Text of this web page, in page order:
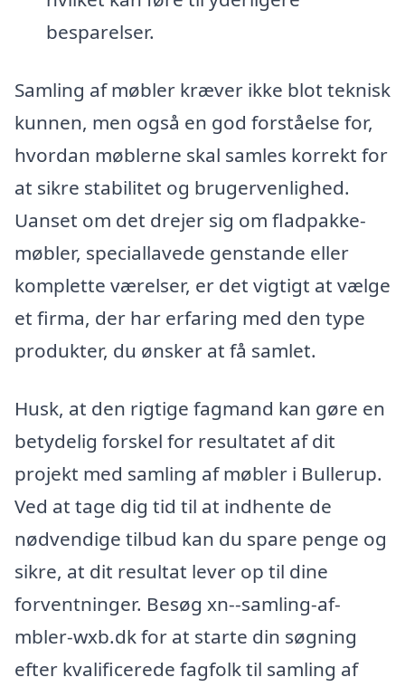
besparelser.
Samling af møbler kræver ikke blot teknisk
kunnen, men også en god forståelse for,
hvordan møblerne skal samles korrekt for
at sikre stabilitet og brugervenlighed.
Uanset om det drejer sig om fladpakke-
møbler, speciallavede genstande eller
komplette værelser, er det vigtigt at vælge
et firma, der har erfaring med den type
produkter, du ønsker at få samlet.
Husk, at den rigtige fagmand kan gøre en
betydelig forskel for resultatet af dit
projekt med samling af møbler i Bullerup.
Ved at tage dig tid til at indhente de
nødvendige tilbud kan du spare penge og
sikre, at dit resultat lever op til dine
forventninger. Besøg xn--samling-af-
mbler-wxb.dk for at starte din søgning
efter kvalificerede fagfolk til samling af